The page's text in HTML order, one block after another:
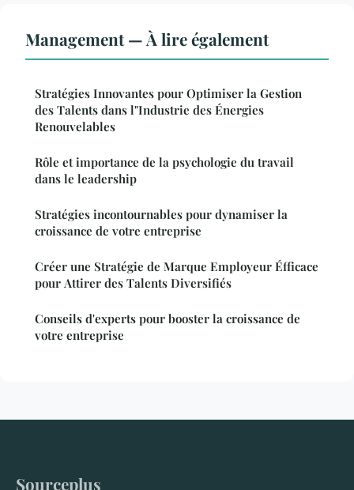
Management — À lire également
Stratégies Innovantes pour Optimiser la Gestion
des Talents dans l"Industrie des Énergies
Renouvelables
Rôle et importance de la psychologie du travail
dans le leadership
Stratégies incontournables pour dynamiser la
croissance de votre entreprise
Créer une Stratégie de Marque Employeur Éfficace
pour Attirer des Talents Diversifiés
Conseils d'experts pour booster la croissance de
votre entreprise
Sourceplus